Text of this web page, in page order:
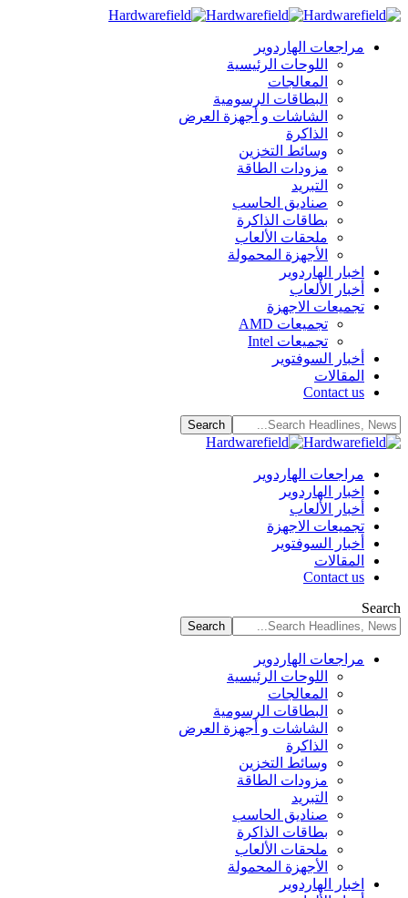
مراجعات الهاردوير
اللوحات الرئيسية
المعالجات
البطاقات الرسومية
الشاشات و أجهزة العرض
الذاكرة
وسائط التخزين
مزودات الطاقة
التبريد
صناديق الحاسب
بطاقات الذاكرة
ملحقات الألعاب
الأجهزة المحمولة
اخبار الهاردوير
أخبار الألعاب
تجميعات الاجهزة
تجميعات AMD
تجميعات Intel
أخبار السوفتوير
المقالات
Contact us
مراجعات الهاردوير
اخبار الهاردوير
أخبار الألعاب
تجميعات الاجهزة
أخبار السوفتوير
المقالات
Contact us
Search
مراجعات الهاردوير
اللوحات الرئيسية
المعالجات
البطاقات الرسومية
الشاشات و أجهزة العرض
الذاكرة
وسائط التخزين
مزودات الطاقة
التبريد
صناديق الحاسب
بطاقات الذاكرة
ملحقات الألعاب
الأجهزة المحمولة
اخبار الهاردوير